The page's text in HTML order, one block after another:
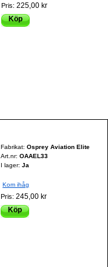
Pris: 225,00 kr
Köp
Fabrikat:Osprey Aviation Elite
Art.nr:OAAEL33
I lager: Ja
Kom ihåg
Pris:245,00 kr
Köp